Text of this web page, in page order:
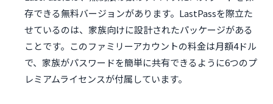
存できる無料バージョンがあります。LastPassを際立た
せているのは、家族向けに設計されたパッケージがある
ことです。このファミリーアカウントの料金は月額4ドル
で、家族がパスワードを簡単に共有できるように6つのプ
レミアムライセンスが付属しています。